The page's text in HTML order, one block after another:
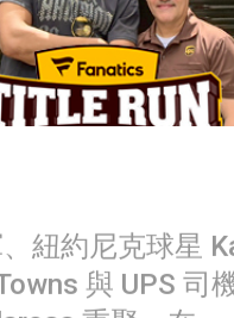
紐約尼克球星
與 UPS 司
重聚，在